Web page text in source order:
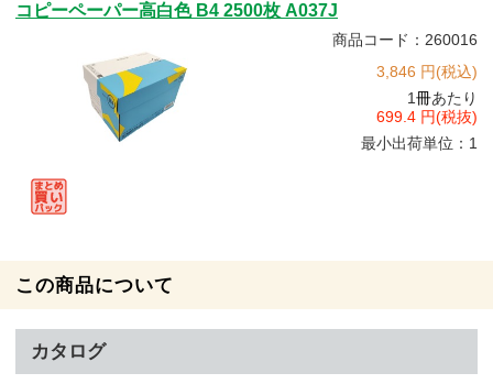
コピーペーパー高白色 B4 2500枚 A037J
商品コード：260016
3,846 円(税込)
1冊あたり
699.4 円(税抜)
最小出荷単位：1
この商品について
カタログ